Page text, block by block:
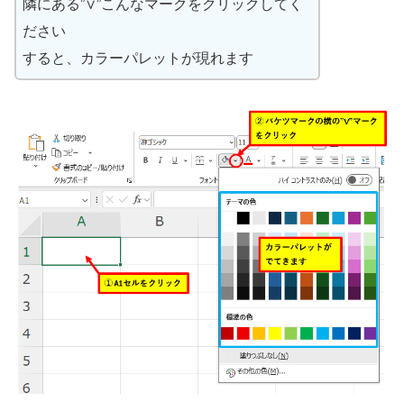
隣にある”∨”こんなマークをクリックしてく
ださい
すると、カラーパレットが現れます